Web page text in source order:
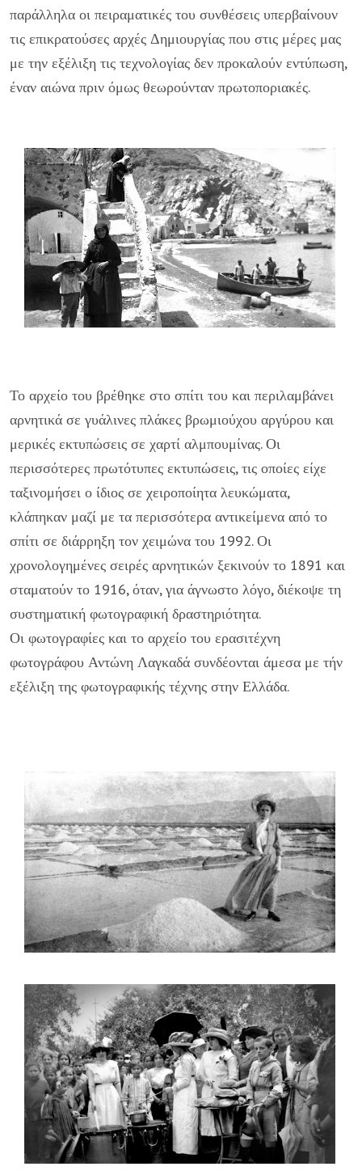
παράλληλα οι πειραματικές του συνθέσεις υπερβαίνουν
τις επικρατούσες αρχές Δημιουργίας που στις μέρες μας
με την εξέλιξη τις τεχνολογίας δεν προκαλούν εντύπωση,
έναν αιώνα πριν όμως θεωρούνταν πρωτοποριακές.
Το αρχείο του βρέθηκε στο σπίτι του και περιλαμβάνει
αρνητικά σε γυάλινες πλάκες βρωμιούχου αργύρου και
μερικές εκτυπώσεις σε χαρτί αλμπουμίνας. Οι
περισσότερες πρωτότυπες εκτυπώσεις, τις οποίες είχε
ταξινομήσει ο ίδιος σε χειροποίητα λευκώματα,
κλάπηκαν μαζί με τα περισσότερα αντικείμενα από το
σπίτι σε διάρρηξη τον χειμώνα του 1992. Οι
χρονολογημένες σειρές αρνητικών ξεκινούν το 1891 και
σταματούν το 1916, όταν, για άγνωστο λόγο, διέκοψε τη
συστηματική φωτογραφική δραστηριότητα.
Οι φωτογραφίες και το αρχείο του ερασιτέχνη
φωτογράφου Αντώνη Λαγκαδά συνδέονται άμεσα με τήν
εξέλιξη της φωτογραφικής τέχνης στην Ελλάδα.